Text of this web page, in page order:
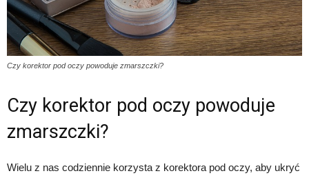
Czy korektor pod oczy powoduje zmarszczki?
Czy korektor pod oczy powoduje
zmarszczki?
Wielu z nas codziennie korzysta z korektora pod oczy, aby ukryć